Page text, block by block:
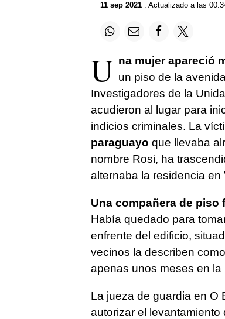
11 sep 2021. Actualizado a las
U na mujer apareció
un piso de la
Investigadores de la
acudieron al lugar para
indicios criminales. La
paraguayo que llevaba
nombre Rosi, ha
alternaba la residencia
Una compañera de piso
Había quedado para
enfrente del edificio,
vecinos la describen
apenas unos meses en la
La jueza de guardia en O
autorizar el